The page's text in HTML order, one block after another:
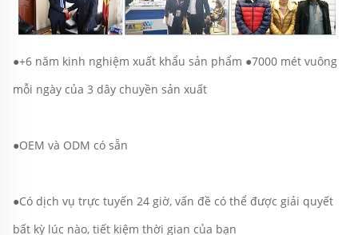
●+6 năm kinh nghiệm xuất khẩu sản phẩm ●7000 mét vuông
mỗi ngày của 3 dây chuyền sản xuất
●OEM và ODM có sẵn
●Có dịch vụ trực tuyến 24 giờ, vấn đề có thể được giải quyết
bất kỳ lúc nào, tiết kiệm thời gian của bạn